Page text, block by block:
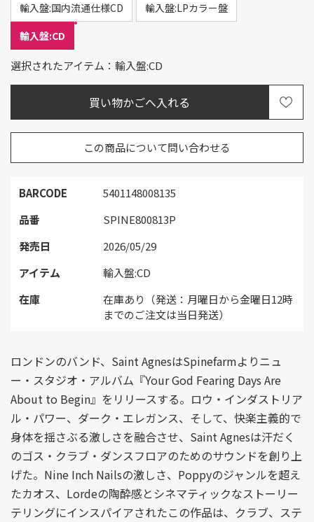
BARCODE
5401148008135
品番
SPINE800813P
発売日
2026/05/29
アイテム
輸入盤:CD
在庫
在庫あり（発送：月曜日から金曜日12時
までのご注文は当日発送）
輸入盤:国内流通仕様CD
輸入盤:LPカラー盤
輸入盤:CD
選択されたアイテム：輸入盤:CD
この商品について問い合わせる
ロンドンのバンド、Saint AgnesはSpinefarmよりニュ
ー・スタジオ・アルバム『Your God Fearing Days Are
About to Begin』をリリースする。ロウ・インダストリア
ル・パワー、ダーク・エレガンス、そして、快楽主義的で
身体を揺さぶる激しさを融合させ、Saint Agnesは汗だく
のゴス・クラブ・ダンスフロアのためのサウンドを創り上
げた。Nine Inch Nailsの激しさ、Poppyのジャンルを超え
たカオス、Lordeの陶酔感とシネマティックなストーリー
テリングにインスパイアされたこの作品は、クラブ、ステ